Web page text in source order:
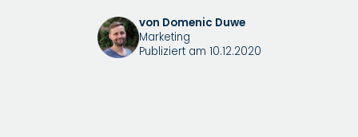
von Domenic Duwe
Marketing
Publiziert am 10.12.2020